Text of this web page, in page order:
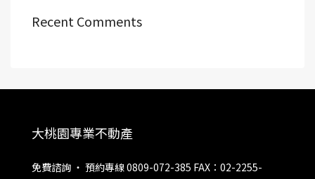
Recent Comments
大桃園專業不動產
免費諮詢 ‧ 預約專線 0809-072-385 FAX：02-2255-